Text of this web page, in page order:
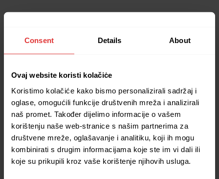
Consent Details About
Ovaj website koristi kolačiċe
Koristimo kolačiće kako bismo personalizirali sadržaj i
oglase, omogućili funkcije društvenih mreža i analizirali
naš promet. Također dijelimo informacije o vašem
korištenju naše web-stranice s našim partnerima za
društvene mreže, oglašavanje i analitiku, koji ih mogu
kombinirati s drugim informacijama koje ste im vi dali ili
koje su prikupili kroz vaše korištenje njihovih usluga.